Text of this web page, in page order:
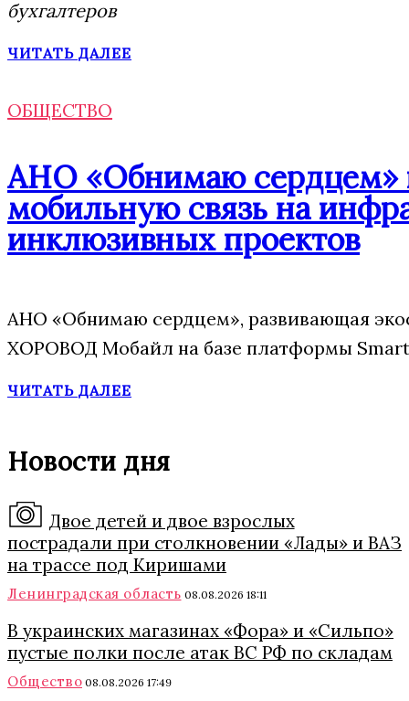
бухгалтеров
ЧИТАТЬ ДАЛЕЕ
ОБЩЕСТВО
АНО «Обнимаю сердцем»
мобильную связь на
инклюзивных проектов
АНО «Обнимаю сердцем», развивающая
ХОРОВОД Мобайл на базе платформы Smart
ЧИТАТЬ ДАЛЕЕ
Новости дня
Двое детей и двое взрослых
пострадали при столкновении «Лады» и ВАЗ
на трассе под Киришами
Ленинградская область 08.08.2026 18:11
В украинских магазинах «Фора» и «Сильпо»
пустые полки после атак ВС РФ по складам
Общество 08.08.2026 17:49